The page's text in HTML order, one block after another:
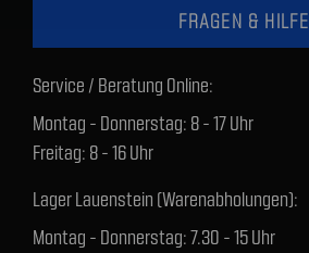
FRAGEN & HILFE
Service / Beratung Online:
Montag - Donnerstag: 8 - 17 Uhr
Freitag: 8 - 16 Uhr
Lager Lauenstein (Warenabholungen):
Montag - Donnerstag: 7.30 - 15 Uhr